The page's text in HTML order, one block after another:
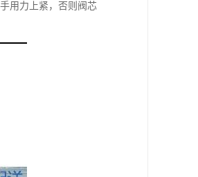
用力上紧，否则阀芯